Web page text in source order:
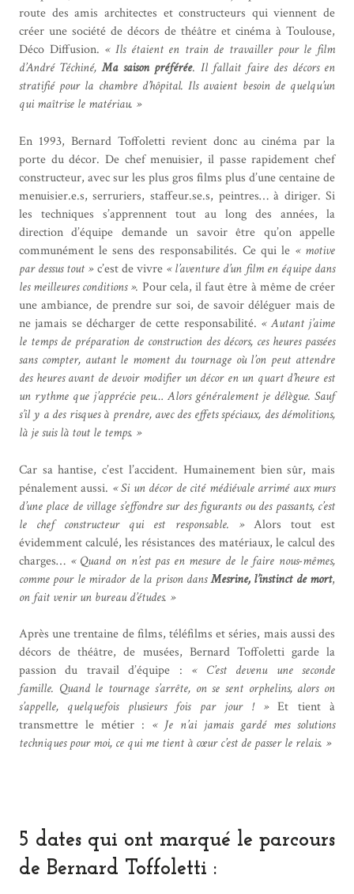
route des amis architectes et constructeurs qui viennent de
créer une société de décors de théâtre et cinéma à Toulouse,
Déco Diffusion. « Ils étaient en train de travailler pour le film
d’André Téchiné,Ma saison préférée. Il fallait faire des décors en
stratifié pour la chambre d’hôpital. Ils avaient besoin de quelqu’un
qui maîtrise le matériau. »
En 1993, Bernard Toffoletti revient donc au cinéma par la
porte du décor. De chef menuisier, il passe rapidement chef
constructeur, avec sur les plus gros films plus d’une centaine de
menuisier.e.s, serruriers, staffeur.se.s, peintres… à diriger. Si
les techniques s’apprennent tout au long des années, la
direction d’équipe demande un savoir être qu’on appelle
communément le sens des responsabilités. Ce qui le « motive
par dessus tout »c’est de vivre « l’aventure d’un film en équipe dans
les meilleures conditions ». Pour cela, il faut être à même de créer
une ambiance, de prendre sur soi, de savoir déléguer mais de
ne jamais se décharger de cette responsabilité. « Autant j’aime
le temps de préparation de construction des décors, ces heures passées
sans compter, autant le moment du tournage où l’on peut attendre
des heures avant de devoir modifier un décor en un quart d’heure est
un rythme que j’apprécie peu… Alors généralement je délègue. Sauf
s’il y a des risques à prendre, avec des effets spéciaux, des démolitions,
là je suis là tout le temps. »
Car sa hantise, c’est l’accident. Humainement bien sûr, mais
pénalement aussi. « Si un décor de cité médiévale arrimé aux murs
d’une place de village s’effondre sur des figurants ou des passants, c’est
le chef constructeur qui est responsable. » Alors tout est
évidemment calculé, les résistances des matériaux, le calcul des
charges… « Quand on n’est pas en mesure de le faire nous-mêmes,
comme pour le mirador de la prison dansMesrine, l’instinct de mort,
on fait venir un bureau d’études. »
Après une trentaine de films, téléfilms et séries, mais aussi des
décors de théâtre, de musées, Bernard Toffoletti garde la
passion du travail d’équipe : « C’est devenu une seconde
famille. Quand le tournage s’arrête, on se sent orphelins, alors on
s’appelle, quelquefois plusieurs fois par jour ! »Et tient à
transmettre le métier : « Je n’ai jamais gardé mes solutions
techniques pour moi, ce qui me tient à cœur c’est de passer le relais. »
5 dates qui ont marqué le parcours
de Bernard Toffoletti :